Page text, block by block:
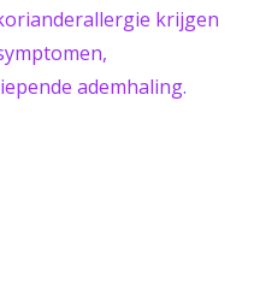
krijgen
ademhaling.